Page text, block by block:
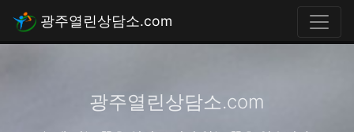
광주열린상담소.com
광주열린상담소.com